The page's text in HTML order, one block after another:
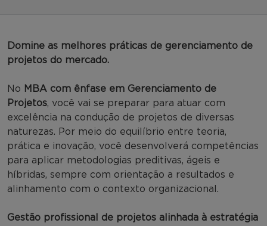
Domine as melhores práticas de gerenciamento de
projetos do mercado.
No MBA com ênfase em Gerenciamento de
Projetos, você vai se preparar para atuar com
excelência na condução de projetos de diversas
naturezas. Por meio do equilíbrio entre teoria,
prática e inovação, você desenvolverá competências
para aplicar metodologias preditivas, ágeis e
híbridas, sempre com orientação a resultados e
alinhamento com o contexto organizacional.
Gestão profissional de projetos alinhada à estratégia